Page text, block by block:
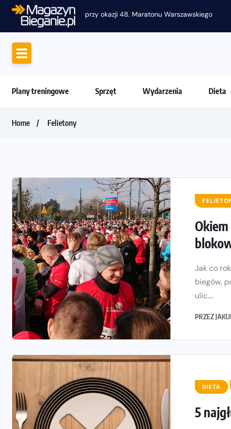
Jak skompletować wygodny strój do biegania
Plany treningowe Sprzęt Wydarzenia Dieta
Home Felietony
Jak co
biegów,
ulic....
PRZEZ
DIETA
5